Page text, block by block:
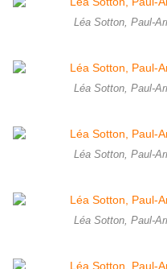
Léa Sotton, Paul-
Léa Sotton, Paul-
Léa Sotton, Paul-
Léa Sotton, Paul-